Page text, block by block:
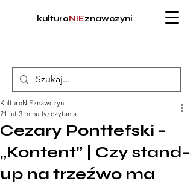
kulturoNIEznawczyni
Cezary Ponttefski -
„Kontent” | Czy stand-
up na trzeźwo ma
KulturoNIEznawczyni
21 lut 3 minut(y) czytania